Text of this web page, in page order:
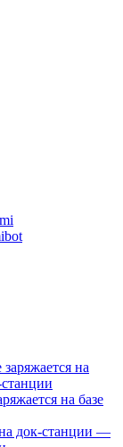
на базе